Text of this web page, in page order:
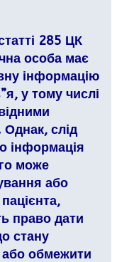
285 ЦК
особа має
інформацію
у тому числі
слід
інформація
може
або
право дати
стану
або обмежити